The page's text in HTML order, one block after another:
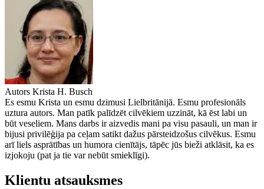
Autors Krista H. Busch
Es esmu Krista un esmu dzimusi Lielbritānijā. Esmu profesionāls
uztura autors. Man patīk palīdzēt cilvēkiem uzzināt, kā ēst labi un
būt veseliem. Mans darbs ir aizvedis mani pa visu pasauli, un man ir
bijusi privilēģija pa ceļam satikt dažus pārsteidzošus cilvēkus. Esmu
arī liels asprātības un humora cienītājs, tāpēc jūs bieži atklāsit, ka es
izjokoju (pat ja tie var nebūt smieklīgi).
Klientu atsauksmes